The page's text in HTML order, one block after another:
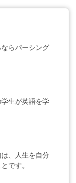
らパーシング
生が英語を学
、人生を自分
です。